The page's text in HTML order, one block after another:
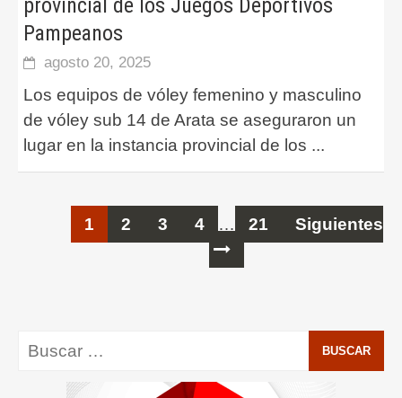
provincial de los Juegos Deportivos
Pampeanos
agosto 20, 2025
Los equipos de vóley femenino y masculino
de vóley sub 14 de Arata se aseguraron un
lugar en la instancia provincial de los ...
1 2 3 4 … 21 Siguientes
Buscar: